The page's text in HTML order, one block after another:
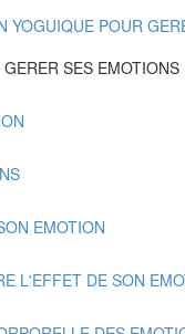
YOGUIQUE POUR
SES EMOTIONS
EMOTION
L'EFFET DE SON